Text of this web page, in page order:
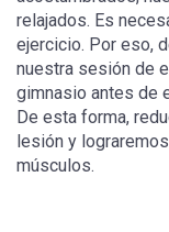
relajados. Es
ejercicio. Por eso,
nuestra sesión de
gimnasio antes de
De esta forma,
lesión y
músculos.